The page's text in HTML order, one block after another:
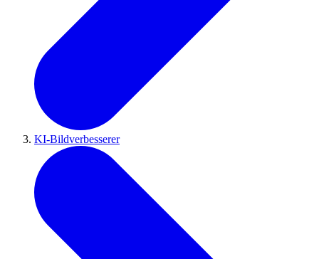
KI-Bildverbesserer